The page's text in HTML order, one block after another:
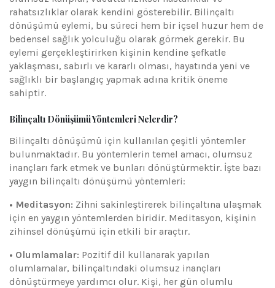
rahatsızlıklar olarak kendini gösterebilir. Bilinçaltı
dönüşümü eylemi, bu süreci hem bir içsel huzur hem de
bedensel sağlık yolculuğu olarak görmek gerekir. Bu
eylemi gerçekleştirirken kişinin kendine şefkatle
yaklaşması, sabırlı ve kararlı olması, hayatında yeni ve
sağlıklı bir başlangıç yapmak adına kritik öneme
sahiptir.
Bilinçaltı Dönüşümü Yöntemleri Nelerdir?
Bilinçaltı dönüşümü için kullanılan çeşitli yöntemler
bulunmaktadır. Bu yöntemlerin temel amacı, olumsuz
inançları fark etmek ve bunları dönüştürmektir. İşte bazı
yaygın bilinçaltı dönüşümü yöntemleri:
• Meditasyon: Zihni sakinleştirerek bilinçaltına ulaşmak
için en yaygın yöntemlerden biridir. Meditasyon, kişinin
zihinsel dönüşümü için etkili bir araçtır.
• Olumlamalar: Pozitif dil kullanarak yapılan
olumlamalar, bilinçaltındaki olumsuz inançları
dönüştürmeye yardımcı olur. Kişi, her gün olumlu